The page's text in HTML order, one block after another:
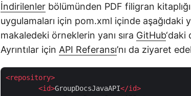
İndirilenler bölümünden PDF filigran
uygulamaları için pom.xml içinde aşağıdaki
makaledeki örneklerin yanı sıra GitHub‘daki
Ayrıntılar için API Referansı’nı da ziyaret
<repository>
<id>GroupDocsJavaAPI</id>